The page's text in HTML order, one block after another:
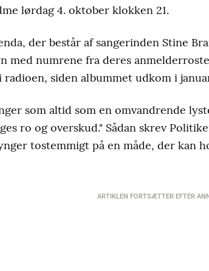
lørdag 4. oktober klokken 21.
der består af sangerinden Stine
med numrene fra deres
siden albummet udkom i
som altid som en omvandrende
ro og overskud." Sådan skrev
tostemmigt på en måde, der kan
ARTIKLEN FORTSÆTTER EFTER